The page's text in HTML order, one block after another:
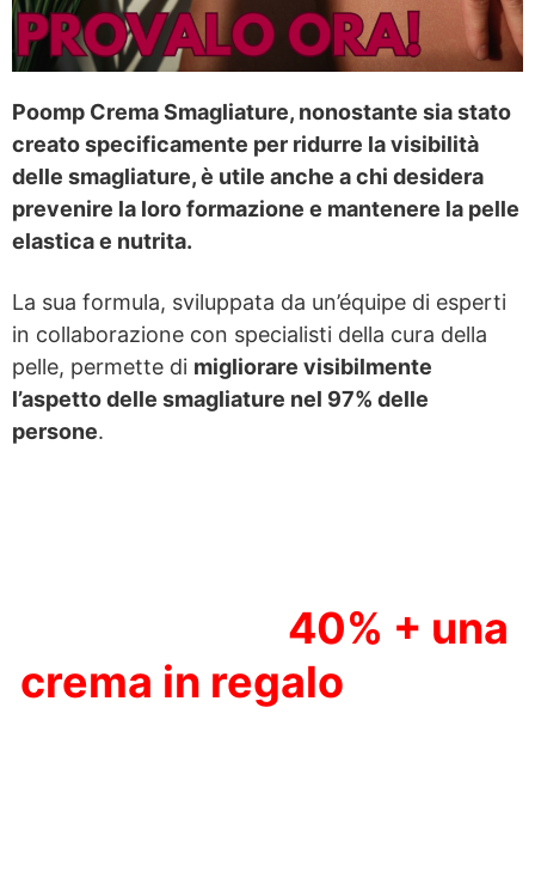
Poomp Crema Smagliature, nonostante sia stato
creato specificamente per ridurre la visibilità
delle smagliature, è utile anche a chi desidera
prevenire la loro formazione e mantenere la pelle
elastica e nutrita.
La sua formula, sviluppata da un’équipe di esperti
in collaborazione con specialisti della cura della
pelle, permette di migliorare visibilmente
l’aspetto delle smagliature nel 97% delle
persone.
40% + una
crema in regalo